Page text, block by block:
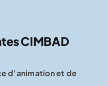
CIMBAD
d’animation et de